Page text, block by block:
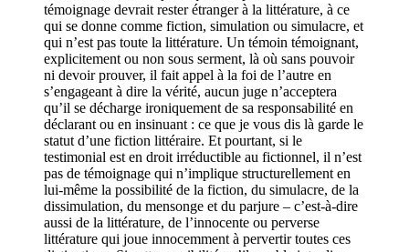
Dans notre tradition juridique européenne, un
témoignage devrait rester étranger à la littérature, à ce
qui se donne comme fiction, simulation ou simulacre, et
qui n’est pas toute la littérature. Un témoin témoignant,
explicitement ou non sous serment, là où sans pouvoir
ni devoir prouver, il fait appel à la foi de l’autre en
s’engageant à dire la vérité, aucun juge n’acceptera
qu’il se décharge ironiquement de sa responsabilité en
déclarant ou en insinuant : ce que je vous dis là garde le
statut d’une fiction littéraire. Et pourtant, si le
testimonial est en droit irréductible au fictionnel, il n’est
pas de témoignage qui n’implique structurellement en
lui-même la possibilité de la fiction, du simulacre, de la
dissimulation, du mensonge et du parjure – c’est-à-dire
aussi de la littérature, de l’innocente ou perverse